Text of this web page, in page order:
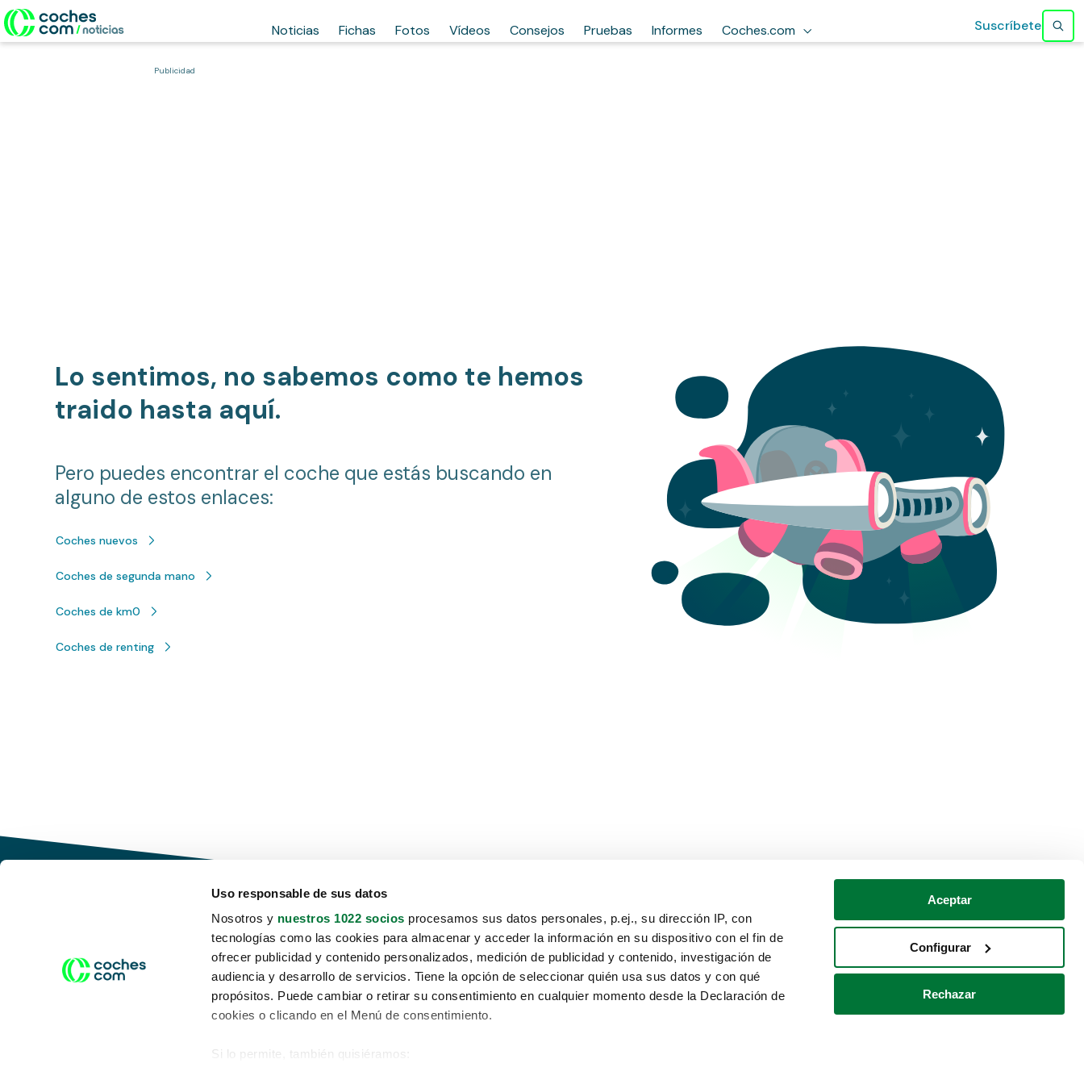
Uso responsable de sus datos
Nosotros y nuestros 1022 socios procesamos sus datos personales, p.ej., su dirección IP, con
tecnologías como las cookies para almacenar y acceder la información en su dispositivo con el fin de
ofrecer publicidad y contenido personalizados, medición de publicidad y contenido, investigación de
audiencia y desarrollo de servicios. Tiene la opción de seleccionar quién usa sus datos y con qué
propósitos. Puede cambiar o retirar su consentimiento en cualquier momento desde la Declaración de
cookies o clicando en el Menú de consentimiento.
Si lo permite, también quisiéramos:
Aceptar
Configurar
Rechazar
Noticias Fichas Fotos Vídeos Consejos Pruebas Informes Coches.com Suscríbete
Publicidad
Lo sentimos, no sabemos como te hemos
traido hasta aquí.
Pero puedes encontrar el coche que estás buscando en
alguno de estos enlaces:
Coches nuevos
Coches de segunda mano
Coches de km0
Coches de renting
Conduce tu futuro,
desata tu movilidad